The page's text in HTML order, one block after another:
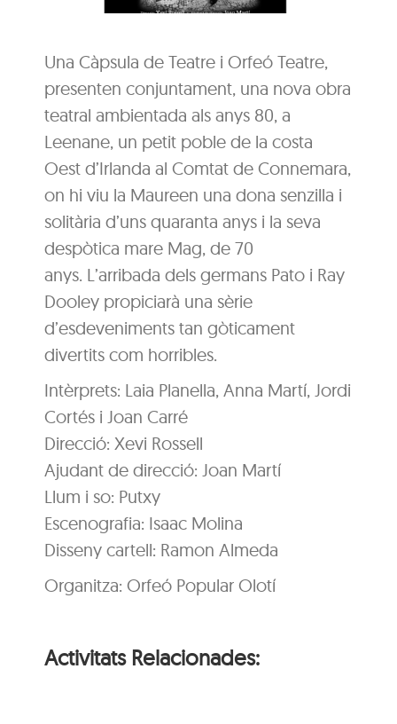
Una Càpsula de Teatre i Orfeó Teatre,
presenten conjuntament, una nova obra
teatral ambientada als anys 80, a
Leenane, un petit poble de la costa
Oest d’Irlanda al Comtat de Connemara,
on hi viu la Maureen una dona senzilla i
solitària d’uns quaranta anys i la seva
despòtica mare Mag, de 70
anys. L’arribada dels germans Pato i Ray
Dooley propiciarà una sèrie
d’esdeveniments tan gòticament
divertits com horribles.
Intèrprets: Laia Planella, Anna Martí, Jordi
Cortés i Joan Carré
Direcció: Xevi Rossell
Ajudant de direcció: Joan Martí
Llum i so: Putxy
Escenografia: Isaac Molina
Disseny cartell: Ramon Almeda
Organitza: Orfeó Popular Olotí
Activitats Relacionades: